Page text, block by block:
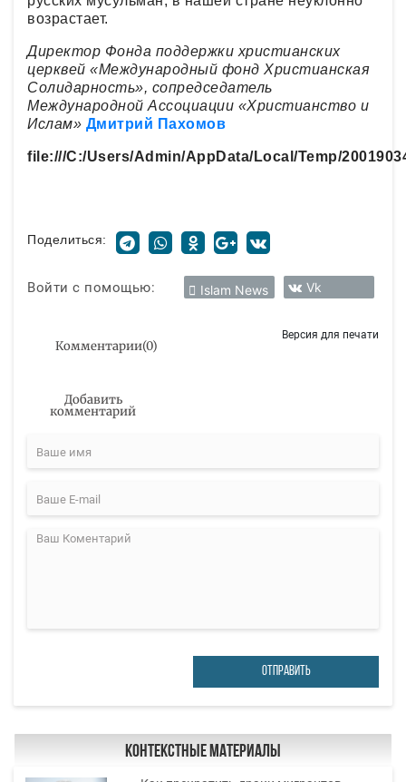
возрастает.
Директор Фонда поддержки христианских
церквей «Международный фонд Христианская
Солидарность», сопредседатель
Международной Ассоциации «Христианство и
Ислам» Дмитрий Пахомов
file:///C:/Users/Admin/AppData/Local/Temp/
Поделиться:
Войти с помощью: Islam News Vk
Комментарии(0)
Версия для печати
Добавить
комментарий
ОТПРАВИТЬ
Контекстные материалы